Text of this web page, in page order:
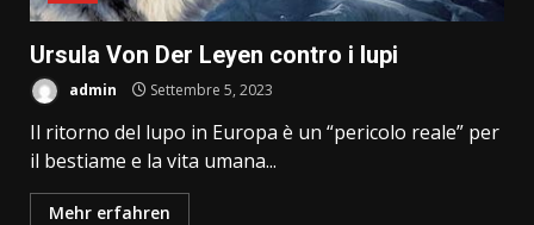
Ursula Von Der Leyen contro i lupi
admin Settembre 5, 2023
Il ritorno del lupo in Europa è un “pericolo reale” per
il bestiame e la vita umana...
Mehr erfahren